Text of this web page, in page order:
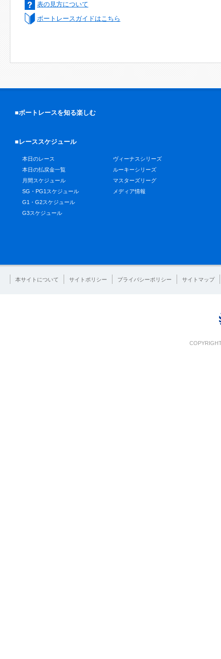
表の見方について
ボートレースガイドはこちら
■ボートレースを知る楽しむ
■レーススケジュール
本日のレース
本日の払戻金一覧
月間スケジュール
SG・PG1スケジュール
G1・G2スケジュール
G3スケジュール
ヴィーナスシリーズ
ルーキーシリーズ
マスターズリーグ
メディア情報
本サイトについて サイトポリシー プライバシーポリシー サイトマップ